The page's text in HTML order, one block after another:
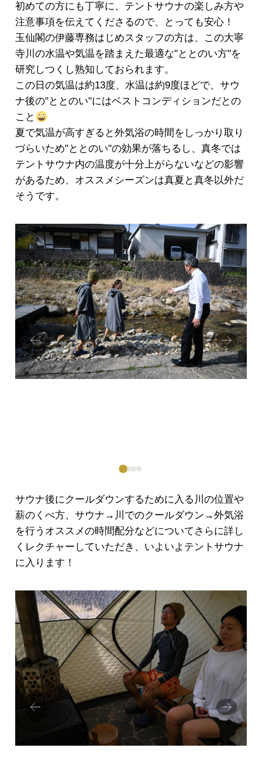
初めての方にも丁寧に、テントサウナの楽しみ方や
注意事項を伝えてくださるので、とっても安心！
玉仙閣の伊藤専務はじめスタッフの方は、この大寧
寺川の水温や気温を踏まえた最適な"ととのい方"を
研究しつくし熟知しておられます。
この日の気温は約13度、水温は約9度ほどで、サウ
ナ後の"ととのい"にはベストコンディションだとの
こと
夏で気温が高すぎると外気浴の時間をしっかり取り
づらいため"ととのい"の効果が落ちるし、真冬では
テントサウナ内の温度が十分上がらないなどの影響
があるため、オススメシーズンは真夏と真冬以外だ
そうです。
Prev
ious
Next
サウナ後にクールダウンするために入る川の位置や
薪のくべ方、サウナ→川でのクールダウン→外気浴
を行うオススメの時間配分などについてさらに詳し
くレクチャーしていただき、いよいよテントサウナ
に入ります！
Prev
ious
Next